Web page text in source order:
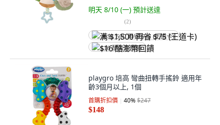
明天 8/10 (一) 預計送達
(2)
满 $1,500 再省 $75 (王道卡)
$16 酷澎幣回饋
playgro 培高 彎曲扭轉手搖鈴 適用年
齡3個月以上, 1個
首購折扣價 40%$247
$148